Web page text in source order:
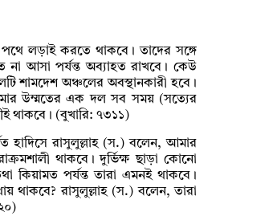
লড়াই করতে থাকবে। তাদের সঙ্গে
না আসা পর্যন্ত অব্যাহত রাখবে। কেউ
শামদেশ অঞ্চলের অবস্থানকারী হবে।
উম্মতের এক দল সব সময় (সত্যের
থাকবে। (বুখারি: ৭৩১১)
হাদিসে রাসুলুল্লাহ (স.) বলেন, আমার
থাকবে। দুর্ভিক্ষ ছাড়া কোনো
কিয়ামত পর্যন্ত তারা এমনই থাকবে।
থাকবে? রাসুলুল্লাহ (স.) বলেন, তারা